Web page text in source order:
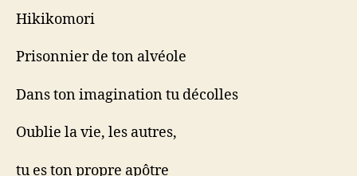
Hikikomori
Prisonnier de ton alvéole
Dans ton imagination tu décolles
Oublie la vie, les autres,
tu es ton propre apôtre